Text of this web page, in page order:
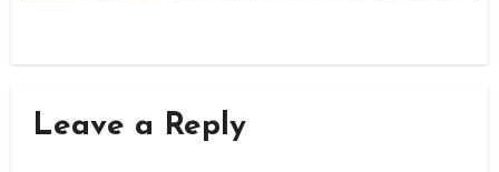
Leave a Reply